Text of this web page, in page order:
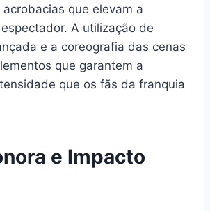
que elevam a
A utilização de
e a coreografia das cenas
que garantem a
que os fãs da franquia
e Impacto